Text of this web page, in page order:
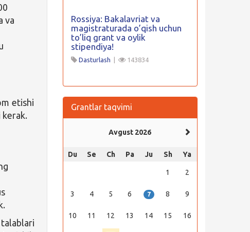
va
etishi
kerak.
Rossiya: Bakalavriat va
magistraturada o’qish uchun
to’liq grant va oylik
stipendiya!
Dasturlash 143834
Grantlar taqvimi
Avgust 2026
Du Se Ch Pa Ju Sh Ya
1 2
3 4 5 6 7 8 9
10 11 12 13 14 15 16